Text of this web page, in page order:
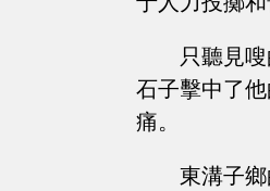
只聽見
石子擊中了
痛。
東溝子